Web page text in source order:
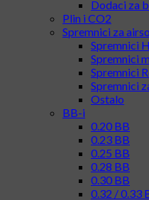
Dodaci za
Plin i CO2
Spremnici za
Spremnici
Spremnici
Spremnici
Spremnici
Ostalo
BB-i
0.20 BB
0.23 BB
0.25 BB
0.28 BB
0.30 BB
0.32 / 0.33